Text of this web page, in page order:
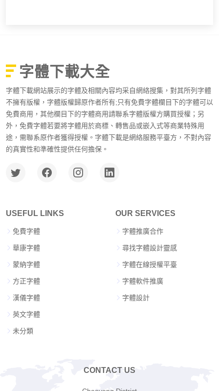
字體下載大全
字體下載網站展示的字體及相關內容均采自網絡搜集，對其所列字體
不擁有版權，字體版權歸原作者所有;只有免費字體欄目下的字體可以
免費商用，其他欄目下的字體商用請聯系字體版權方購買授權；另
外，免費字體若要將字體用於商標、轉售品或嵌入式等商業特殊用
途，需聯系原作者獲得授權。字體下載是網絡服務平臺方，不對內容
的真實性和準確性提供任何擔保。
USEFUL LINKS
免費字體
華康字體
蒙納字體
方正字體
漢儀字體
英文字體
未分類
OUR SERVICES
字體推廣合作
尋找字體設計靈感
字體在線授權平臺
字體軟件推廣
字體設計
CONTACT US